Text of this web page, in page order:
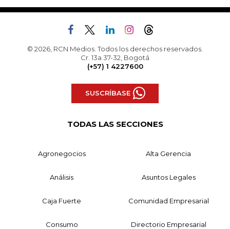
© 2026, RCN Medios. Todos los derechos reservados.
Cr. 13a 37-32, Bogotá
(+57) 1 4227600
SUSCRÍBASE
TODAS LAS SECCIONES
Agronegocios Alta Gerencia
Análisis Asuntos Legales
Caja Fuerte Comunidad Empresarial
Consumo Directorio Empresarial